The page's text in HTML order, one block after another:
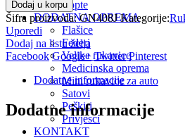
Lopte
DODATNA OPREMA
Flašice
Federi
Velike rukavice
Medicinska oprema
Mini rukavice za auto
Satovi
Peškiri
Privjesci
KONTAKT
Dodaj u korpu
Šifra proizvoda:GN408J Kategorije:
Uporedi
Dodaj na listu želja
Facebook Google+ Twitter Pinterest
Dodatne informacije
Dodatne informacije